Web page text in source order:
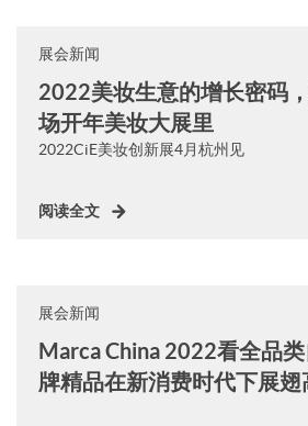
展会新闻
2022美妆生意的增长密码
场开年美妆大展里
2022CiE美妆创新展4月杭州见
阅读全文
展会新闻
Marca China 2022看全品
牌精品在新消费时代下展翅